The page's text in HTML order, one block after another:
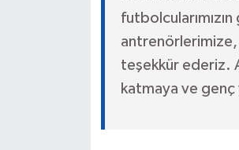
antrenörlerimize,
teşekkür ederiz.
katmaya ve